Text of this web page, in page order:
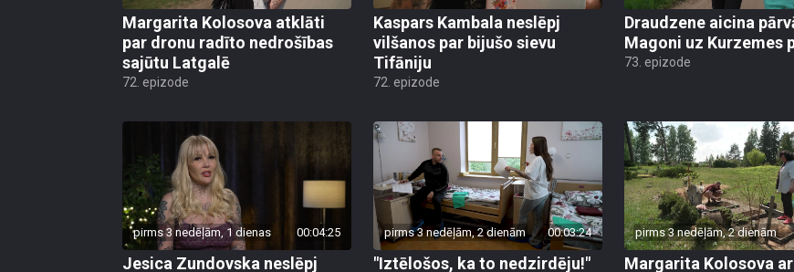
Margarita Kolosova atklāti
par dronu radīto nedrošības
sajūtu Latgalē
72. epizode
Kaspars Kambala neslēpj
vilšanos par bijušo sievu
Tifāniju
72. epizode
Draudzene aicina
Magoni uz Kurzemes
73. epizode
pirms 3 nedēļām, 1 dienas 00:04:25
Jesica Zundovska neslēpj
pirms 3 nedēļām, 2 dienām 00:03:24
"Iztēlošos, ka to nedzirdēju!"
pirms 3 nedēļām, 2 dienām
Margarita Kolosova